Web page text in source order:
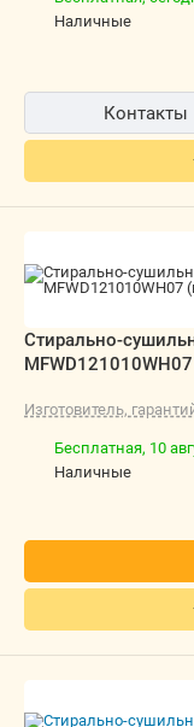
наличные
Контакты
Стирально-
Изготовитель,
Бесплатная, 10
наличные